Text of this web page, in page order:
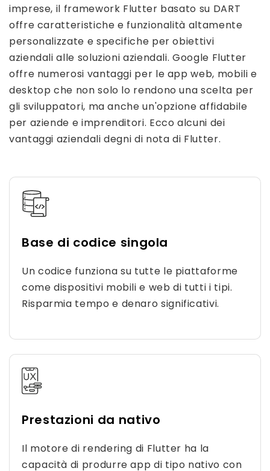
imprese, il framework Flutter basato su DART
offre caratteristiche e funzionalità altamente
personalizzate e specifiche per obiettivi
aziendali alle soluzioni aziendali. Google Flutter
offre numerosi vantaggi per le app web, mobili e
desktop che non solo lo rendono una scelta per
gli sviluppatori, ma anche un'opzione affidabile
per aziende e imprenditori. Ecco alcuni dei
vantaggi aziendali degni di nota di Flutter.
Base di codice singola
Un codice funziona su tutte le piattaforme
come dispositivi mobili e web di tutti i tipi.
Risparmia tempo e denaro significativi.
Prestazioni da nativo
Il motore di rendering di Flutter ha la
capacità di produrre app di tipo nativo con